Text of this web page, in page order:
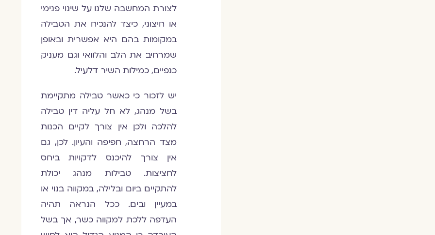
לצורת המחשבה שלנו על שינוי פנימי
או חיצוני, כיצד להנכיח את הטבילה
במקומות בהם היא אפשרית ובאופן
שמרחיב את הלב והלוואי וגם מעניק
כנפיים, כמילות השיר דלעיל.
יש לזכור כי כאשר טבילה מתקיימת
בשל מנהג, לא חל עליה דין טבילה
להלכה ולכן אין צורך לקיים הכנות
מצד הרחצה, חפיפה והעיון. לכן, גם
אין צורך להיכנס לדקויות ביחס
לחציצות. טבילות מנהג יכולת
להתקיים ביום ובלילה, במקווה בנוי או
במעיין ובים. ככל הנראה תהיה
העדפה ללכת למקווה כשר, אך בשל